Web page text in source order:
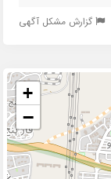
گزارش مشکل آگهی
+
−